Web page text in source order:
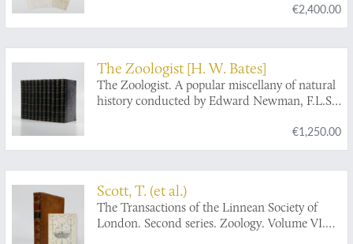
€2,400.00
The Zoologist [H. W. Bates]
The Zoologist. A popular miscellany of natural
history conducted by Edward Newman, F.L.S.,
€1,250.00
Scott, T. (et al.)
The Transactions of the Linnean Society of
London. Second series. Zoology. Volume VI.